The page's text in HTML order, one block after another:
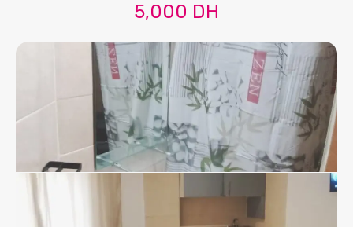
5,000 DH